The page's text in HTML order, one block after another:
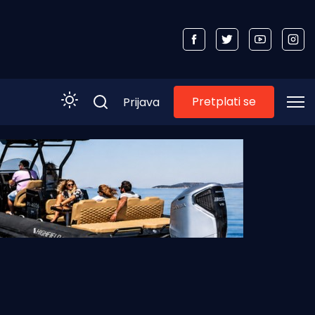
Prijava Pretplati se